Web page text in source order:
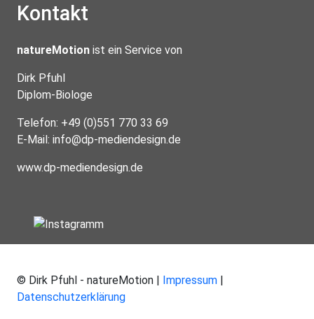
Kontakt
natureMotion ist ein Service von
Dirk Pfuhl
Diplom-Biologe
Telefon: +49 (0)551 770 33 69
E-Mail: info@dp-mediendesign.de
www.dp-mediendesign.de
© Dirk Pfuhl - natureMotion | Impressum |
Datenschutzerklärung